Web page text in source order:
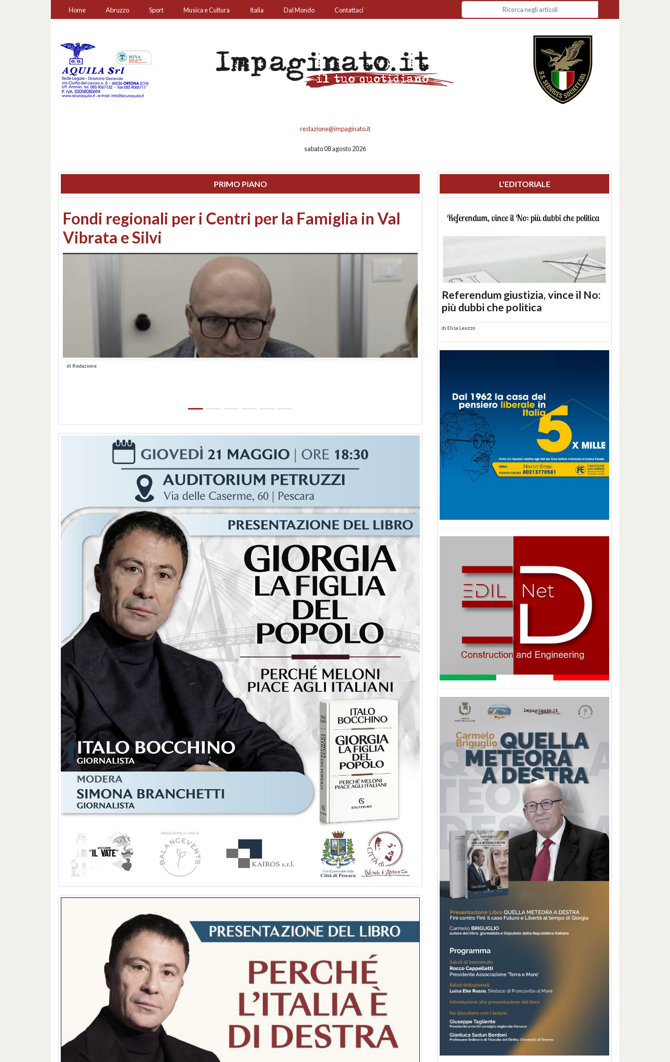
Home Abruzzo Sport Musica e Cultura Italia Dal Mondo Contattaci
redazione@impaginato.it
sabato 08 agosto 2026
PRIMO PIANO
Montesilvano, sequestrato un chiosco sul
lungomare: contestati abusi edilizi e occupazione
abusiva
L'EDITORIALE
Referendum giustizia, vince il No:
più dubbi che politica
di Elisa Leuzzo